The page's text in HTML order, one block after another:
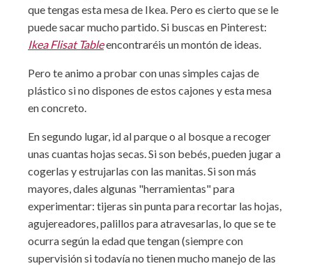
que tengas esta mesa de Ikea. Pero es cierto que se le
puede sacar mucho partido. Si buscas en Pinterest:
Ikea Flisat Tableencontraréis un montón de ideas.
Pero te animo a probar con unas simples cajas de
plástico si no dispones de estos cajones y esta mesa
en concreto.
En segundo lugar, id al parque o al bosque a recoger
unas cuantas hojas secas. Si son bebés, pueden jugar a
cogerlas y estrujarlas con las manitas. Si son más
mayores, dales algunas "herramientas" para
experimentar: tijeras sin punta para recortar las hojas,
agujereadores, palillos para atravesarlas, lo que se te
ocurra según la edad que tengan (siempre con
supervisión si todavía no tienen mucho manejo de las